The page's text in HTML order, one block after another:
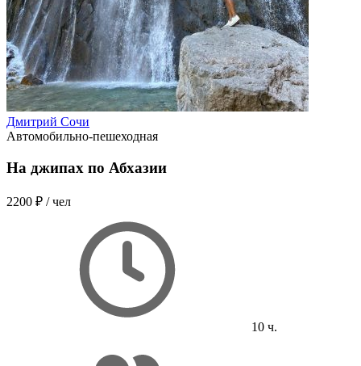
Дмитрий Сочи
Автомобильно-пешеходная
На джипах по Абхазии
2200 ₽ / чел
10 ч.